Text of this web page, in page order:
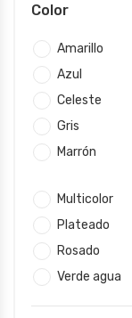
Color
Amarillo
Azul
Celeste
Gris
Marrón
Multicolor
Plateado
Rosado
Verde agua